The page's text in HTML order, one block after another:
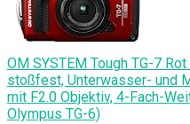
OM SYSTEM Tough TG-7
stoßfest, Unterwasser- und
mit F2.0 Objektiv, 4-Fach-
Olympus TG-6)